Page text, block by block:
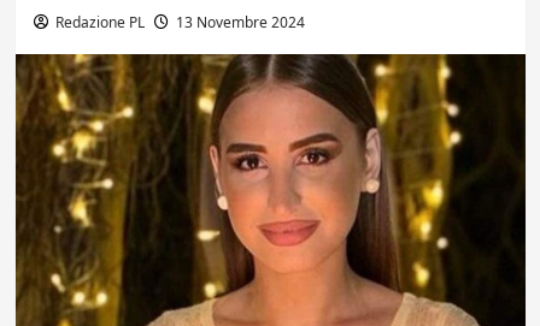
Redazione PL 13 Novembre 2024